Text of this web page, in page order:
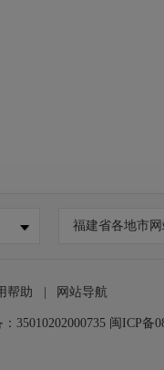
福建省各地市
帮助 网站导航
35010202000735 闽ICP备